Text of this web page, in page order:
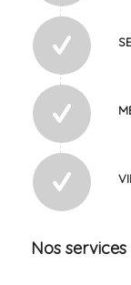
Nos services